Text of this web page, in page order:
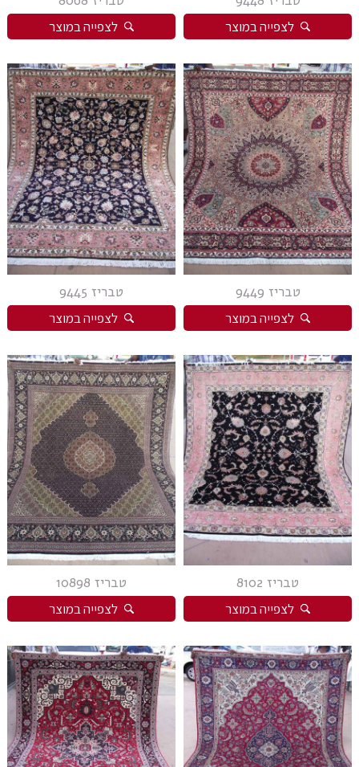
לצפייה במוצר לצפייה במוצר
טבריז 9449
לצפייה במוצר
טבריז 9445
לצפייה במוצר
טבריז 8102
לצפייה במוצר
טבריז 10898
לצפייה במוצר